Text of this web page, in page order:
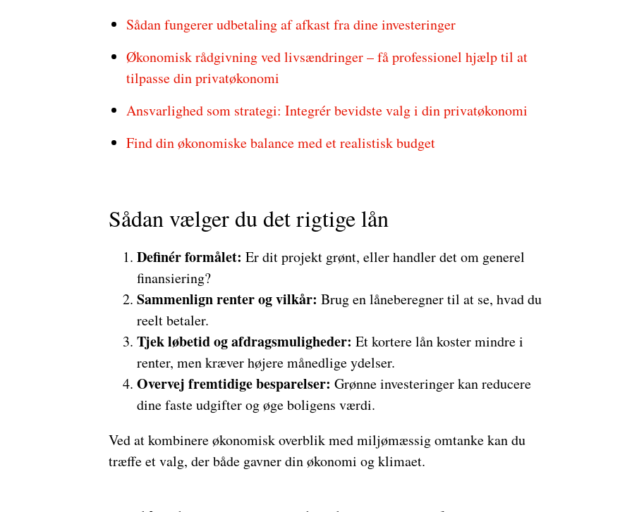
Sådan fungerer udbetaling af afkast fra dine investeringer
Økonomisk rådgivning ved livsændringer – få professionel hjælp til at
tilpasse din privatøkonomi
Ansvarlighed som strategi: Integrér bevidste valg i din privatøkonomi
Find din økonomiske balance med et realistisk budget
Sådan vælger du det rigtige lån
Definér formålet: Er dit projekt grønt, eller handler det om generel
finansiering?
Sammenlign renter og vilkår: Brug en låneberegner til at se, hvad du
reelt betaler.
Tjek løbetid og afdragsmuligheder: Et kortere lån koster mindre i
renter, men kræver højere månedlige ydelser.
Overvej fremtidige besparelser: Grønne investeringer kan reducere
dine faste udgifter og øge boligens værdi.
Ved at kombinere økonomisk overblik med miljømæssig omtanke kan du
træffe et valg, der både gavner din økonomi og klimaet.